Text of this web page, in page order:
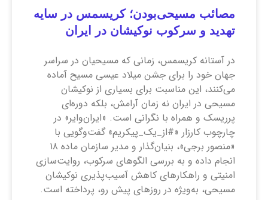
مصائب مسیحی‌بودن؛ کریسمس در سایه
تهدید و سرکوب نوکیشان در ایران
در آستانه کریسمس، زمانی که مسیحیان در سراسر
جهان خود را برای جشن میلاد عیسی مسیح آماده
می‌کنند، این مناسبت برای بسیاری از نوکیشان
مسیحی در ایران نه زمان آرامش، بلکه دوره‌ای
پرریسک و همراه با نگرانی است. «ایران‌وایر» در
چارچوب کارزار «#از_یک_پیکریم» گفت‌وگویی با
«منصور برجی»، بنیان‌گذار و مدیر سازمان ماده ۱۸
انجام داده و به بررسی الگوهای سرکوب، روایت‌سازی
امنیتی و راهکارهای کاهش آسیب‌پذیری نوکیشان
مسیحی، به‌ویژه در روزهای پیش رو، پرداخته است.